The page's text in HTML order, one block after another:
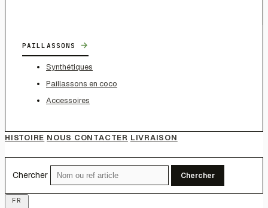
PAILLASSONS →
Synthétiques
Paillassons en coco
Accessoires
HISTOIRE NOUS CONTACTER LIVRAISON
Chercher Chercher